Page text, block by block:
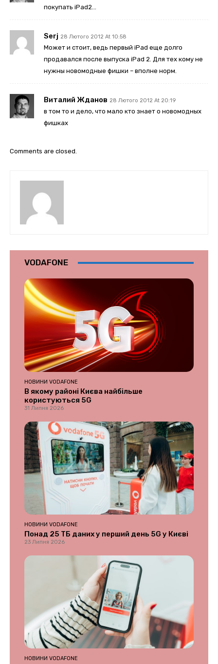
покупать iPad2…
Serj 28 Лютого 2012 At 10:58
Может и стоит, ведь первый iPad еще долго
продавался после выпуска iPad 2. Для тех кому не
нужны новомодные фишки – вполне норм.
Виталий Жданов 28 Лютого 2012 At 20:19
в том то и дело, что мало кто знает о новомодных
фишках
Comments are closed.
VODAFONE
НОВИНИ VODAFONE
В якому районі Києва найбільше
користуються 5G
31 Липня 2026
НОВИНИ VODAFONE
Понад 25 ТБ даних у перший день 5G у Києві
23 Липня 2026
НОВИНИ VODAFONE